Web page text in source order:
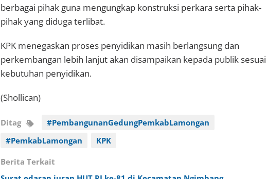
berbagai pihak guna mengungkap konstruksi perkara serta pihak-
pihak yang diduga terlibat.
KPK menegaskan proses penyidikan masih berlangsung dan
perkembangan lebih lanjut akan disampaikan kepada publik sesuai
kebutuhan penyidikan.
(Shollican)
Ditag
#PembangunanGedungPemkabLamongan
#PemkabLamongan
KPK
Berita Terkait